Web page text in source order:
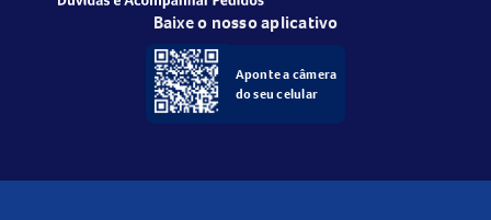
Baixe o nosso aplicativo
Aponte a câmera
do seu celular